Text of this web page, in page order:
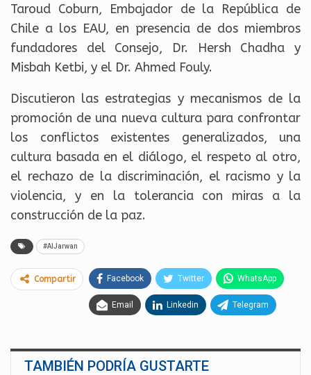
Taroud Coburn, Embajador de la República de
Chile a los EAU, en presencia de dos miembros
fundadores del Consejo, Dr. Hersh Chadha y
Misbah Ketbi, y el Dr. Ahmed Fouly.
Discutieron las estrategias y mecanismos de la
promoción de una nueva cultura para confrontar
los conflictos existentes generalizados, una
cultura basada en el diálogo, el respeto al otro,
el rechazo de la discriminación, el racismo y la
violencia, y en la tolerancia con miras a la
construcción de la paz.
#AlJarwan
Compartir Facebook Twitter WhatsApp
Email Linkedin Telegram
TAMBIÉN PODRÍA GUSTARTE